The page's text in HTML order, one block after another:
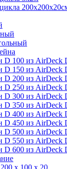
D 100 из AirDeck
D 150 из AirDeck
D 200 из AirDeck
D 250 из AirDeck
D 300 из AirDeck
D 350 из AirDeck
D 400 из AirDeck
D 450 из AirDeck
D 500 из AirDeck
D 550 из AirDeck
D 600 из AirDeck
x 100 x 20